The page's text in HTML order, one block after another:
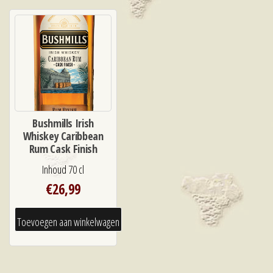
Bushmills Irish
Whiskey Caribbean
Rum Cask Finish
Inhoud 70 cl
€26,99
Toevoegen aan winkelwagen